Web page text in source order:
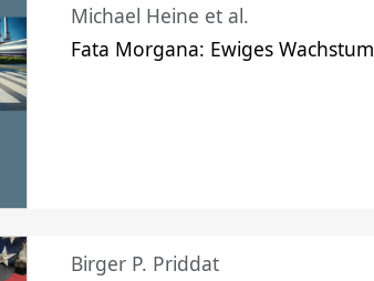
Michael Heine et al.
Fata Morgana: Ewiges Wachstum
Birger P. Priddat